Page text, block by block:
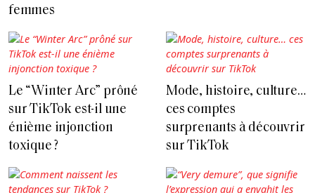
femmes
Le “Winter Arc” prôné
sur TikTok est-il une
énième injonction
toxique ?
Mode, histoire, culture…
ces comptes
surprenants à découvrir
sur TikTok